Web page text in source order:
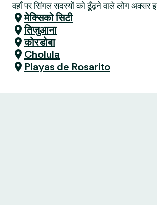
वहाँ पर सिंगल सदस्यों को ढूँढ़ने वाले लोग अक्सर
मेक्सिको सिटी
तिजुआना
कोरडोबा
Cholula
Playas de Rosarito